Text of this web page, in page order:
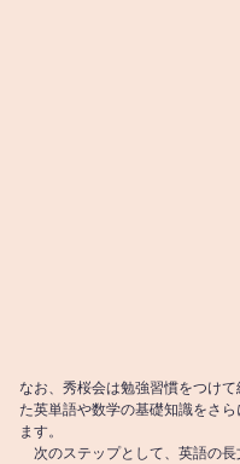
なお、秀桜会は勉強習慣をつけ
た英単語や数学の基礎知識をさ
ます。
次のステップとして、英語の長